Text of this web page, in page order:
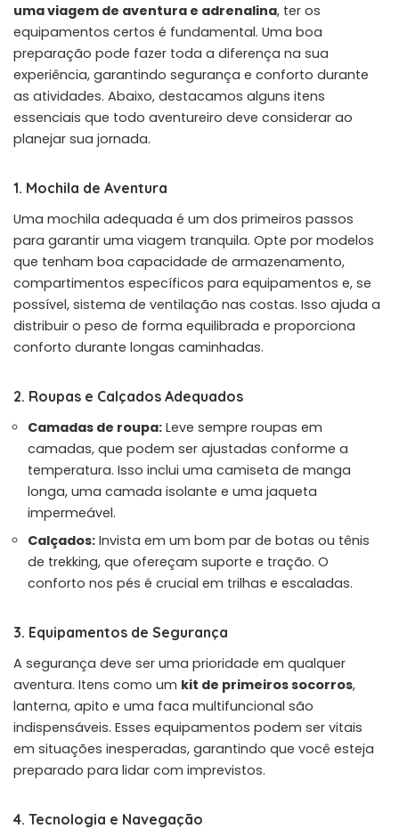
uma viagem de aventura e adrenalina, ter os
equipamentos certos é fundamental. Uma boa
preparação pode fazer toda a diferença na sua
experiência, garantindo segurança e conforto durante
as atividades. Abaixo, destacamos alguns itens
essenciais que todo aventureiro deve considerar ao
planejar sua jornada.
1. Mochila de Aventura
Uma mochila adequada é um dos primeiros passos
para garantir uma viagem tranquila. Opte por modelos
que tenham boa capacidade de armazenamento,
compartimentos específicos para equipamentos e, se
possível, sistema de ventilação nas costas. Isso ajuda a
distribuir o peso de forma equilibrada e proporciona
conforto durante longas caminhadas.
2. Roupas e Calçados Adequados
Camadas de roupa: Leve sempre roupas em
camadas, que podem ser ajustadas conforme a
temperatura. Isso inclui uma camiseta de manga
longa, uma camada isolante e uma jaqueta
impermeável.
Calçados: Invista em um bom par de botas ou tênis
de trekking, que ofereçam suporte e tração. O
conforto nos pés é crucial em trilhas e escaladas.
3. Equipamentos de Segurança
A segurança deve ser uma prioridade em qualquer
aventura. Itens como um kit de primeiros socorros,
lanterna, apito e uma faca multifuncional são
indispensáveis. Esses equipamentos podem ser vitais
em situações inesperadas, garantindo que você esteja
preparado para lidar com imprevistos.
4. Tecnologia e Navegação